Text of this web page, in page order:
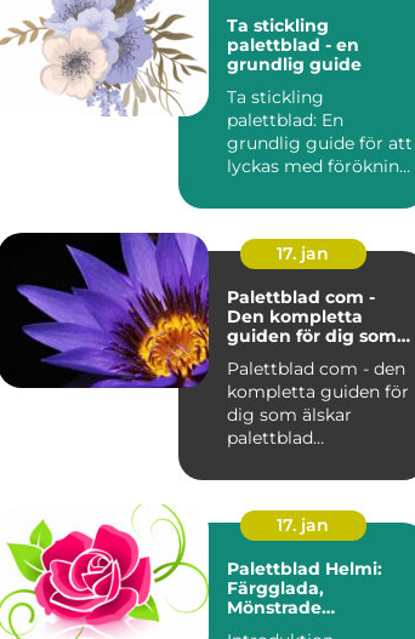
Ta stickling
palettblad - en
grundlig guide
Ta stickling
palettblad: En
grundlig guide för att
lyckas med förökning
av väx...
17. jan
Palettblad com -
Den kompletta
guiden för dig som
Palettblad com - den
kompletta guiden för
dig som älskar
palettblad
Palettblad com är...
17. jan
Palettblad Helmi:
Färgglada,
Mönstrade